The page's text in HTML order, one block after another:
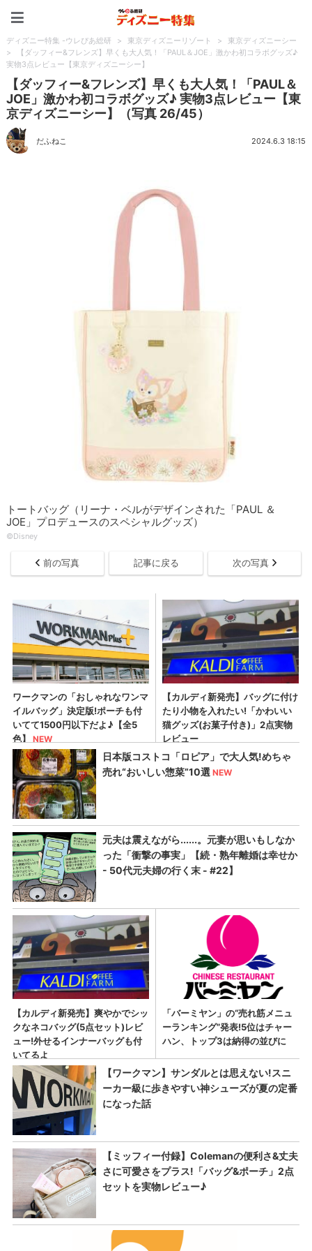
ディズニー特集 -ウレぴあ総研 > 東京ディズニーリゾート >
東京ディズニーシー
>
【ダッフィー&フレンズ】早くも大人気！「PAUL＆JOE」激かわ初コラボグッズ♪
実物3点レビュー【東京ディズニーシー】
【ダッフィー&フレンズ】早くも大人気！「PAUL＆
JOE」激かわ初コラボグッズ♪ 実物3点レビュー【東
京ディズニーシー】（写真 26/45）
だふねこ 2024.6.3 18:15
トートバッグ（リーナ・ベルがデザインされた「PAUL ＆
JOE」プロデュースのスペシャルグッズ）
©Disney
前の写真 記事に戻る 次の写真